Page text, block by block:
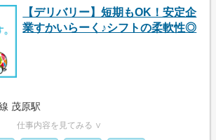
【デリバリー】短期もOK！安定企
業すかいらーく♪シフトの柔軟性◎
茂原駅
仕事内容を見てみる ∨